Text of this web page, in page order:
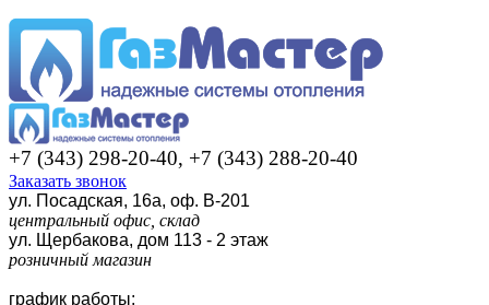
+7 (343) 298-20-40, +7 (343) 288-20-40
Заказать звонок
ул. Посадская, 16а, оф. В-201
центральный офис, склад
ул. Щербакова, дом 113 - 2 этаж
розничный магазин
график работы: